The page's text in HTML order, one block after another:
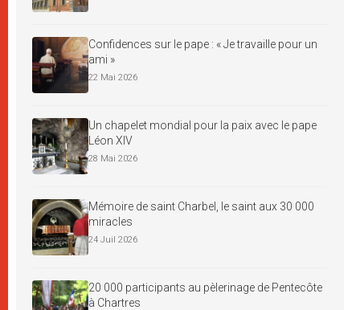
Confidences sur le pape : « Je travaille pour un
ami »
22 Mai 2026
Un chapelet mondial pour la paix avec le pape
Léon XIV
28 Mai 2026
Mémoire de saint Charbel, le saint aux 30 000
miracles
24 Juil 2026
20 000 participants au pèlerinage de Pentecôte
à Chartres